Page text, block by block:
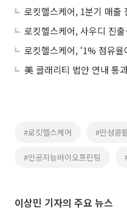
로킷헬스케어, 사우디 진
#로킷헬스케어 #만성콩
#인공지능바이오프린팅
이상민 기자의 주요 뉴스